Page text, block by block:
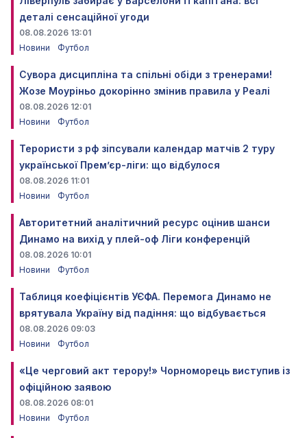
деталі сенсаційної угоди
08.08.2026 13:01
Новини
Футбол
Сувора дисципліна та спільні обіди з тренерами!
Жозе Моуріньо докорінно змінив правила у Реалі
08.08.2026 12:01
Новини
Футбол
Терористи з рф зіпсували календар матчів 2 туру
української Прем’єр-ліги: що відбулося
08.08.2026 11:01
Новини
Футбол
Авторитетний аналітичний ресурс оцінив шанси
Динамо на вихід у плей-оф Ліги конференцій
08.08.2026 10:01
Новини
Футбол
Таблиця коефіцієнтів УЄФА. Перемога Динамо не
врятувала Україну від падіння: що відбувається
08.08.2026 09:03
Новини
Футбол
«Це черговий акт терору!» Чорноморець виступив із
офіційною заявою
08.08.2026 08:01
Новини
Футбол